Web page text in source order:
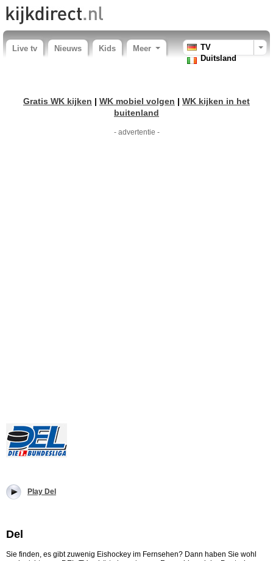
Live tv Nieuws Kids Meer
TV
Duitsland
Gratis WK kijken | WK mobiel volgen | WK kijken in het
buitenland
- advertentie -
Play Del
Del
Sie finden, es gibt zuwenig Eishockey im Fernsehen? Dann haben Sie wohl